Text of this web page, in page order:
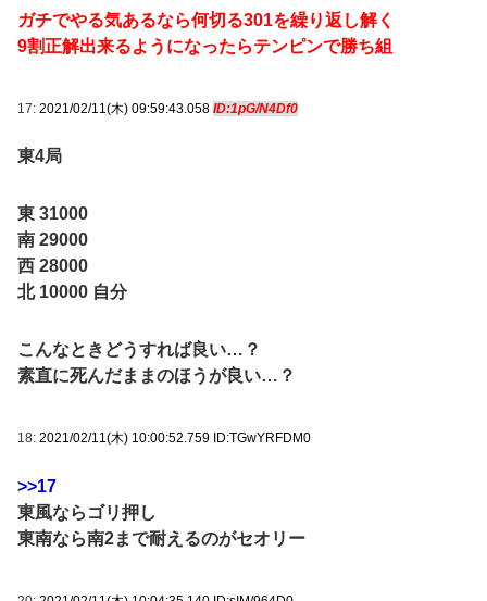
ガチでやる気あるなら何切る301を繰り返し解く
9割正解出来るようになったらテンピンで勝ち組
17: 2021/02/11(木) 09:59:43.058 ID:1pG/N4Df0
東4局
東 31000
南 29000
西 28000
北 10000 自分
こんなときどうすれば良い…？
素直に死んだままのほうが良い…？
18: 2021/02/11(木) 10:00:52.759 ID:TGwYRFDM0
>>17
東風ならゴリ押し
東南なら南2まで耐えるのがセオリー